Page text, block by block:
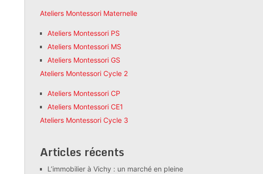
Ateliers Montessori Maternelle
Ateliers Montessori PS
Ateliers Montessori MS
Ateliers Montessori GS
Ateliers Montessori Cycle 2
Ateliers Montessori CP
Ateliers Montessori CE1
Ateliers Montessori Cycle 3
Articles récents
L’immobilier à Vichy : un marché en pleine